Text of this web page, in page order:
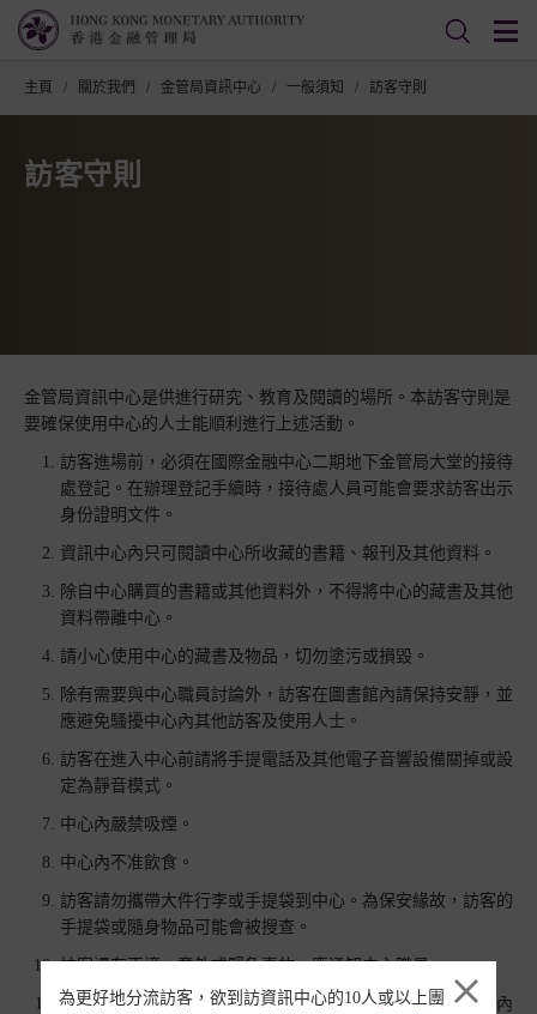
主頁 / 關於我們 / 金管局資訊中心 / 一般須知 / 訪客守則
訪客守則
金管局資訊中心是供進行研究、教育及閱讀的場所。本訪客守則是
要確保使用中心的人士能順利進行上述活動。
訪客進場前，必須在國際金融中心二期地下金管局大堂的接待
處登記。在辦理登記手續時，接待處人員可能會要求訪客出示
身份證明文件。
資訊中心內只可閱讀中心所收藏的書籍、報刊及其他資料。
除自中心購買的書籍或其他資料外，不得將中心的藏書及其他
資料帶離中心。
請小心使用中心的藏書及物品，切勿塗污或損毀。
除有需要與中心職員討論外，訪客在圖書館內請保持安靜，並
應避免騷擾中心內其他訪客及使用人士。
訪客在進入中心前請將手提電話及其他電子音響設備關掉或設
定為靜音模式。
中心內嚴禁吸煙。
中心內不准飲食。
訪客請勿攜帶大件行李或手提袋到中心。為保安緣故，訪客的
手提袋或隨身物品可能會被搜查。
訪客遇有不適、意外或緊急事故，應通知中心職員。
圖書館內的書籍、報刊及其他資料在使用完畢後應放置於館內
為更好地分流訪客，欲到訪資訊中心的10人或以上團